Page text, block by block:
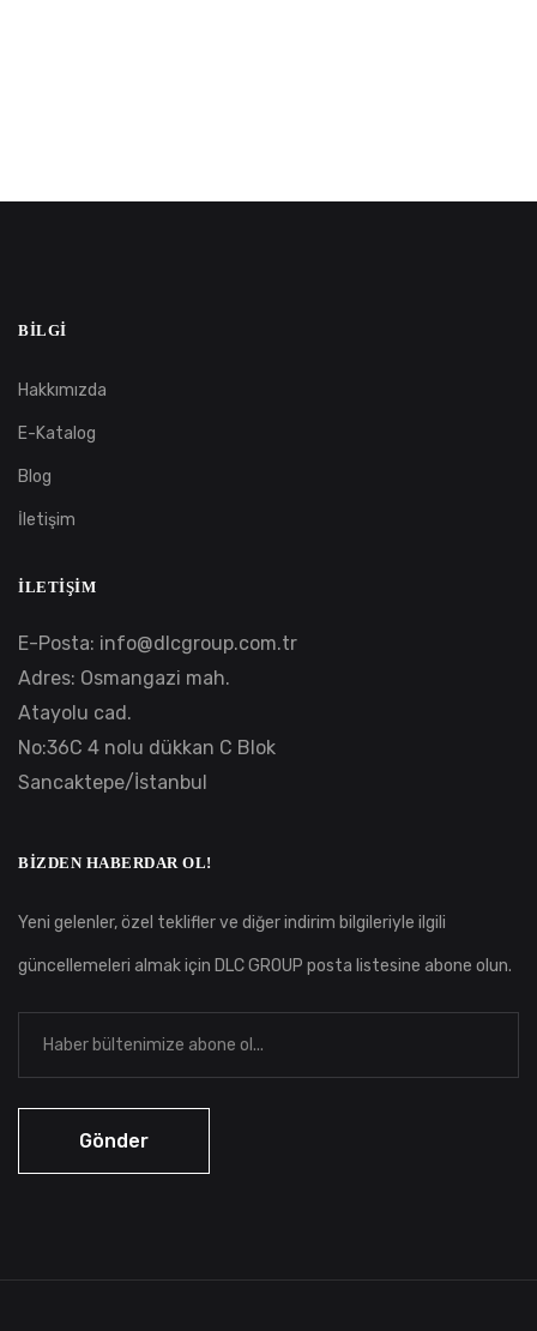
BILGI
Hakkımızda
E-Katalog
Blog
İletişim
İLETIŞIM
E-Posta: info@dlcgroup.com.tr
Adres: Osmangazi mah.
Atayolu cad.
No:36C 4 nolu dükkan C Blok
Sancaktepe/İstanbul
BIZDEN HABERDAR OL!
Yeni gelenler, özel teklifler ve diğer indirim bilgileriyle ilgili
güncellemeleri almak için DLC GROUP posta listesine abone olun.